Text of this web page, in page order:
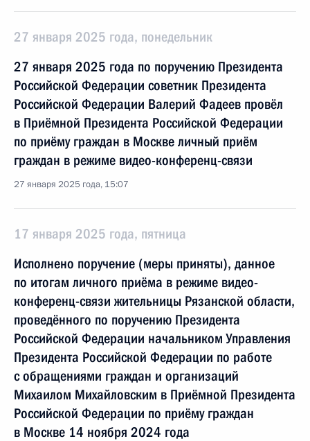
27 января 2025 года, понедельник
27 января 2025 года по поручению Президента
Российской Федерации советник Президента
Российской Федерации Валерий Фадеев провёл
в Приёмной Президента Российской Федерации
по приёму граждан в Москве личный приём
граждан в режиме видео-конференц-связи
27 января 2025 года, 15:07
17 января 2025 года, пятница
Исполнено поручение (меры приняты), данное
по итогам личного приёма в режиме видео-
конференц-связи жительницы Рязанской области,
проведённого по поручению Президента
Российской Федерации начальником Управления
Президента Российской Федерации по работе
с обращениями граждан и организаций
Михаилом Михайловским в Приёмной Президента
Российской Федерации по приёму граждан
в Москве 14 ноября 2024 года